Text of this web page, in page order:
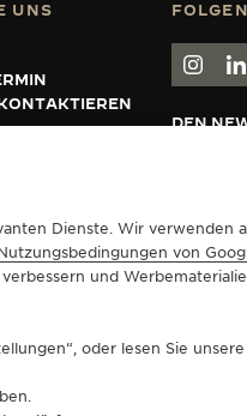
UNS
DEN
– WCAGMEINE
Dienste. Wir verwenden
von
und
oder lesen Sie unsere